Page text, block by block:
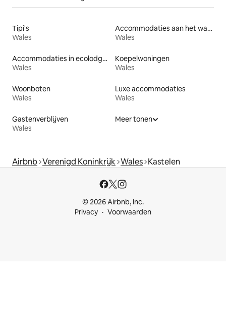
Tipi's
Wales
Accommodaties aan het water
Wales
Accommodaties in ecolodges
Wales
Koepelwoningen
Wales
Woonboten
Wales
Luxe accommodaties
Wales
Gastenverblijven
Wales
Meer tonen
Airbnb Verenigd Koninkrijk Wales Kastelen
© 2026 Airbnb, Inc.
Privacy
Voorwaarden